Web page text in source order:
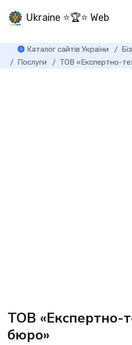
Ukraine ⭐🏆⭐ Web
Каталог сайтів України
Послуги
ТОВ «Експертно-
ТОВ «Експертно-
бюро»